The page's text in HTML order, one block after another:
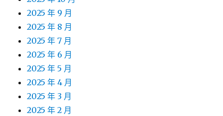
2025 年 9 月
2025 年 8 月
2025 年 7 月
2025 年 6 月
2025 年 5 月
2025 年 4 月
2025 年 3 月
2025 年 2 月